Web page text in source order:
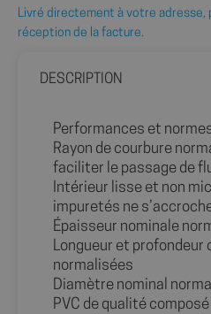
Livré directement à votre adresse,
réception de la facture.
DESCRIPTION
Performances et
Rayon de courbure
faciliter le passage de
Intérieur lisse et non
impuretés ne
Épaisseur nominale
Longueur et profondeur
normalisées
Diamètre nominal
PVC de qualité